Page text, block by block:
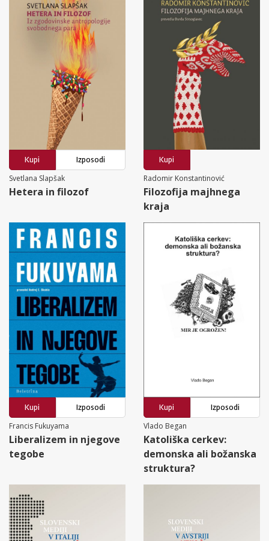
Kupi
Izposodi
Svetlana Slapšak
Hetera in filozof
Kupi
Radomir Konstantinović
Filozofija majhnega
kraja
Kupi
Izposodi
Francis Fukuyama
Liberalizem in njegove
tegobe
Kupi
Izposodi
Vlado Began
Katoliška cerkev:
demonska ali božanska
struktura?